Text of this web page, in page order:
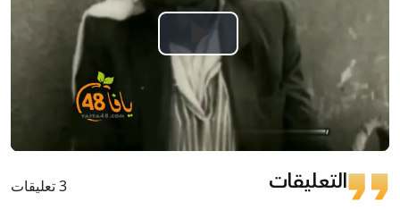
Play
Video
التعليقات 3 تعليقات